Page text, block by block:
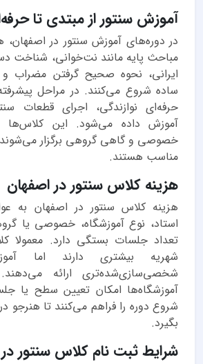
آموزش سنتور از مبتدی تا
در دوره‌های آموزش سنتور در اصفهان،
مباحث پایه مانند نت‌خوانی، شناخت
ایرانی، نحوه صحیح گرفتن مضراب
ساده شروع می‌کنند. در مراحل
حرفه‌ای نوازندگی، اجرای قطعات
آموزش داده می‌شود. این کلاس‌ها
خصوصی و گاهی گروهی برگزار می‌شوند
مناسب هستند.
هزینه کلاس سنتور در اصفهان
هزینه کلاس سنتور در اصفهان به
استاد، نوع آموزشگاه، خصوصی یا
تعداد جلسات بستگی دارد.
شهریه بیشتری دارند اما
شخصی‌سازی‌شده‌تری ارائه
آموزشگاه‌ها امکان تعیین سطح یا
شروع دوره را فراهم می‌کنند تا هنرجو
بگیرد.
شرایط ثبت نام کلاس سنتور